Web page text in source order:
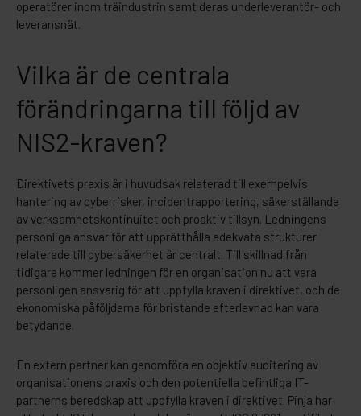
operatörer inom träindustrin samt deras underleverantör- och
leveransnät.
Vilka är de centrala
förändringarna till följd av
NIS2-kraven?
Direktivets praxis är i huvudsak relaterad till exempelvis
hantering av cyberrisker, incidentrapportering, säkerställande
av verksamhetskontinuitet och proaktiv tillsyn. Ledningens
personliga ansvar för att upprätthålla adekvata strukturer
relaterade till cybersäkerhet är centralt. Till skillnad från
tidigare kommer ledningen för en organisation nu att vara
personligen ansvarig för att uppfylla kraven i direktivet, och de
ekonomiska påföljderna för bristande efterlevnad kan vara
betydande.
En extern partner kan genomföra en objektiv auditering av
organisationens praxis och den potentiella befintliga IT-
partnerns beredskap att uppfylla kraven i direktivet. Pinja har